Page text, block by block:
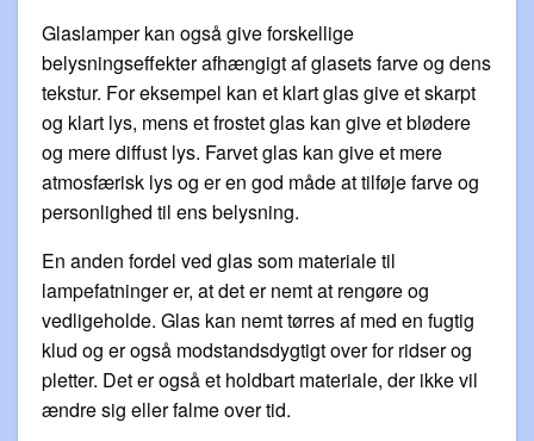
Glaslamper kan også give forskellige
belysningseffekter afhængigt af glasets farve og dens
tekstur. For eksempel kan et klart glas give et skarpt
og klart lys, mens et frostet glas kan give et blødere
og mere diffust lys. Farvet glas kan give et mere
atmosfærisk lys og er en god måde at tilføje farve og
personlighed til ens belysning.
En anden fordel ved glas som materiale til
lampefatninger er, at det er nemt at rengøre og
vedligeholde. Glas kan nemt tørres af med en fugtig
klud og er også modstandsdygtigt over for ridser og
pletter. Det er også et holdbart materiale, der ikke vil
ændre sig eller falme over tid.